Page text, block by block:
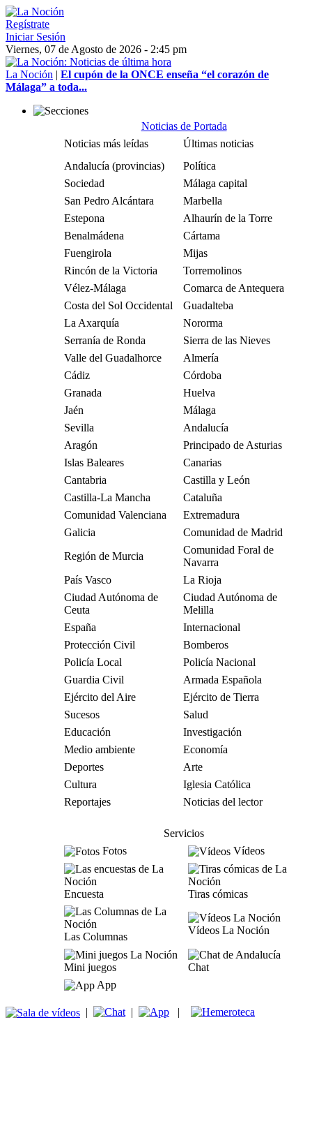
Regístrate
Iniciar Sesión
Viernes, 07 de Agosto de 2026 - 2:45 pm
La Noción | El cupón de la ONCE enseña “el corazón de
Málaga” a toda...
Noticias de Portada
Noticias más leídas
Últimas noticias
Andalucía (provincias)
Política
Sociedad
Málaga capital
San Pedro Alcántara
Marbella
Estepona
Alhaurín de la Torre
Benalmádena
Cártama
Fuengirola
Mijas
Rincón de la Victoria
Torremolinos
Vélez-Málaga
Comarca de Antequera
Costa del Sol Occidental
Guadalteba
La Axarquía
Nororma
Serranía de Ronda
Sierra de las Nieves
Valle del Guadalhorce
Almería
Cádiz
Córdoba
Granada
Huelva
Jaén
Málaga
Sevilla
Andalucía
Aragón
Principado de Asturias
Islas Baleares
Canarias
Cantabria
Castilla y León
Castilla-La Mancha
Cataluña
Comunidad Valenciana
Extremadura
Galicia
Comunidad de Madrid
Región de Murcia
Comunidad Foral de
Navarra
País Vasco
La Rioja
Ciudad Autónoma de
Ceuta
Ciudad Autónoma de
Melilla
España
Internacional
Protección Civil
Bomberos
Policía Local
Policía Nacional
Guardia Civil
Armada Española
Ejército del Aire
Ejército de Tierra
Sucesos
Salud
Educación
Investigación
Medio ambiente
Economía
Deportes
Arte
Cultura
Iglesia Católica
Reportajes
Noticias del lector
Servicios
Fotos
Vídeos
Encuesta Tiras cómicas
Las Columnas
Vídeos La Noción
Mini juegos
Chat
App
| | |